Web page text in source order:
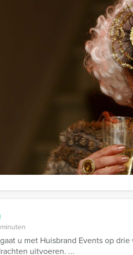
Heerenveen
Events is het ultieme
...
u met Huisbrand Events op
uitvoeren. ...